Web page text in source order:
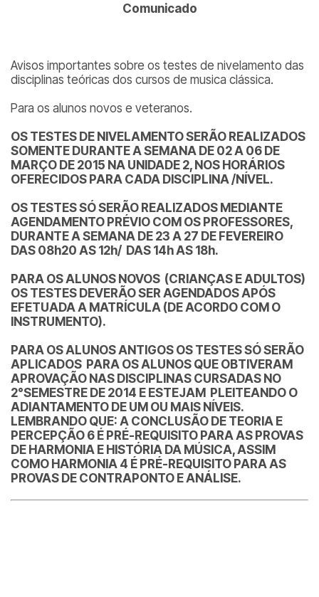
Comunicado
Avisos importantes sobre os testes de nivelamento das
disciplinas teóricas dos cursos de musica clássica.
Para os alunos novos e veteranos.
OS TESTES DE NIVELAMENTO SERÃO REALIZADOS
SOMENTE DURANTE A SEMANA DE 02 A 06 DE
MARÇO DE 2015 NA UNIDADE 2, NOS HORÁRIOS
OFERECIDOS PARA CADA DISCIPLINA /NÍVEL.
OS TESTES SÓ SERÃO REALIZADOS MEDIANTE
AGENDAMENTO PRÉVIO COM OS PROFESSORES,
DURANTE A SEMANA DE 23 A 27 DE FEVEREIRO
DAS 08h20 AS 12h/ DAS 14h AS 18h.
PARA OS ALUNOS NOVOS (CRIANÇAS E ADULTOS)
OS TESTES DEVERÃO SER AGENDADOS APÓS
EFETUADA A MATRÍCULA (DE ACORDO COM O
INSTRUMENTO).
PARA OS ALUNOS ANTIGOS OS TESTES SÓ SERÃO
APLICADOS PARA OS ALUNOS QUE OBTIVERAM
APROVAÇÃO NAS DISCIPLINAS CURSADAS NO
2°SEMESTRE DE 2014 E ESTEJAM PLEITEANDO O
ADIANTAMENTO DE UM OU MAIS NÍVEIS.
LEMBRANDO QUE: A CONCLUSÃO DE TEORIA E
PERCEPÇÃO 6 É PRÉ-REQUISITO PARA AS PROVAS
DE HARMONIA E HISTÓRIA DA MÚSICA, ASSIM
COMO HARMONIA 4 É PRÉ-REQUISITO PARA AS
PROVAS DE CONTRAPONTO E ANÁLISE.